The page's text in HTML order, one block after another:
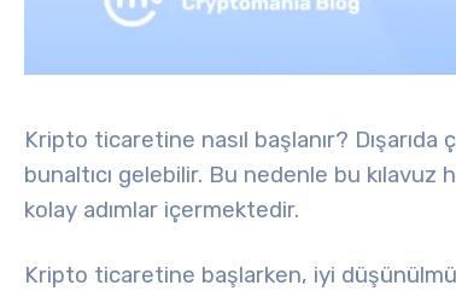
Kripto ticaretine nasıl başlanır?
bunaltıcı gelebilir. Bu nedenle bu kılavuz
kolay adımlar içermektedir.
Kripto ticaretine başlarken, iyi